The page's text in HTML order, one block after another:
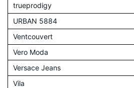
trueprodigy
URBAN 5884
Ventcouvert
Vero Moda
Versace Jeans
Vila